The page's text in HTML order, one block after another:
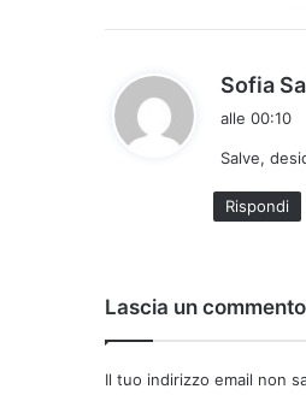
Sofia
alle 00:10
Salve,
Rispondi
Lascia un commento
Il tuo indirizzo email non